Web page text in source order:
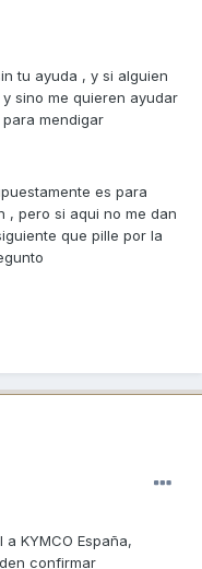
tu ayuda , y si alguien
sino me quieren ayudar
mendigar
es para
, pero si aqui no me dan
que pille por la
KYMCO España,
confirmar